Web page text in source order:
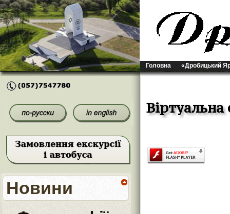
Головна «Дробицький
Новини